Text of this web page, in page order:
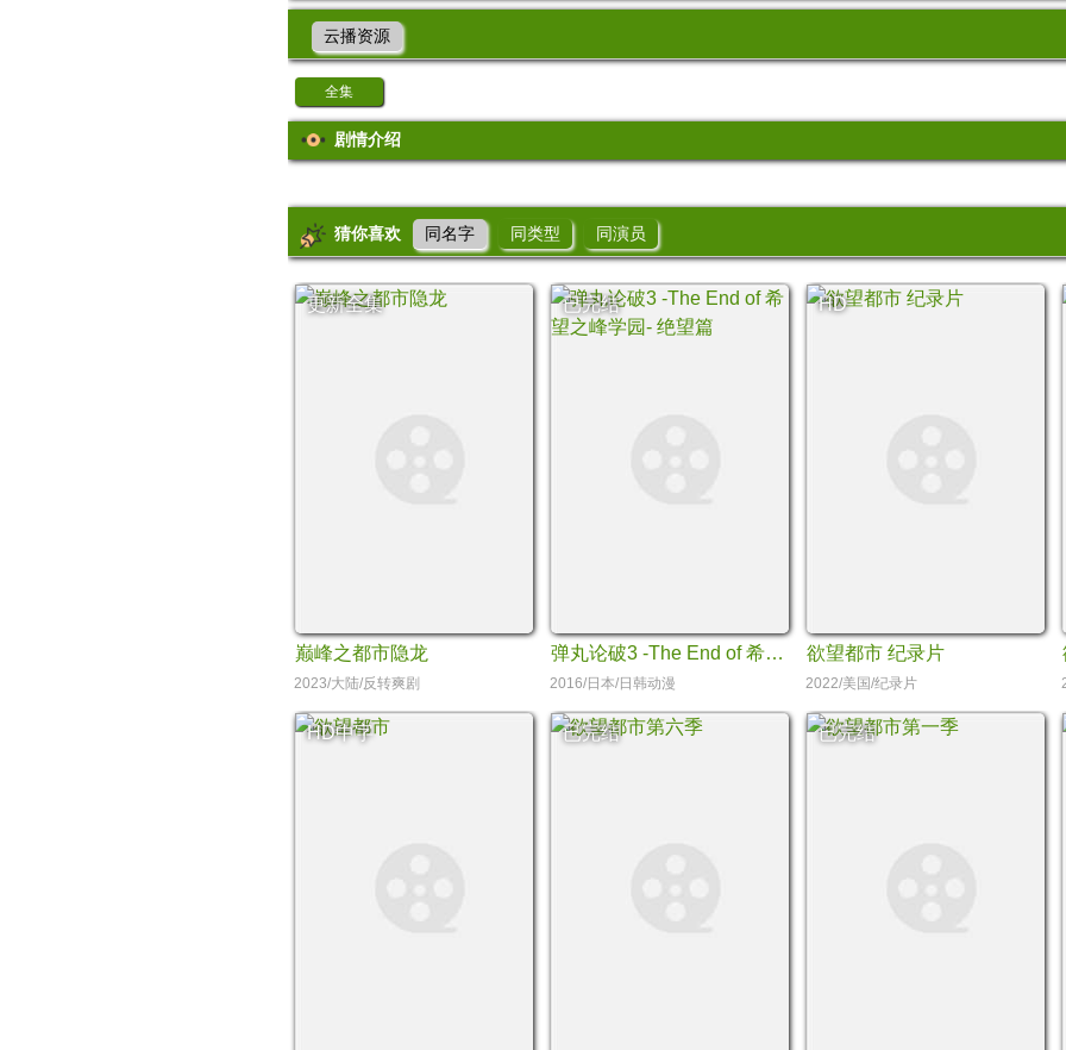
云播资源
全集
剧情介绍
猜你喜欢 同名字 同类型 同演员
更新全集
巅峰之都市隐龙
2023/大陆/反转爽剧
已完结
弹丸论破3 -The End of 希望之峰学园- 绝望篇
2016/日本/日韩动漫
HD
欲望都市 纪录片
2022/美国/纪录片
HD中字 已完结 已完结